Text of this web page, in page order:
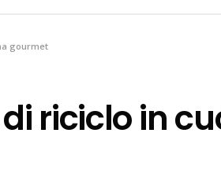
gourmet
riciclo in